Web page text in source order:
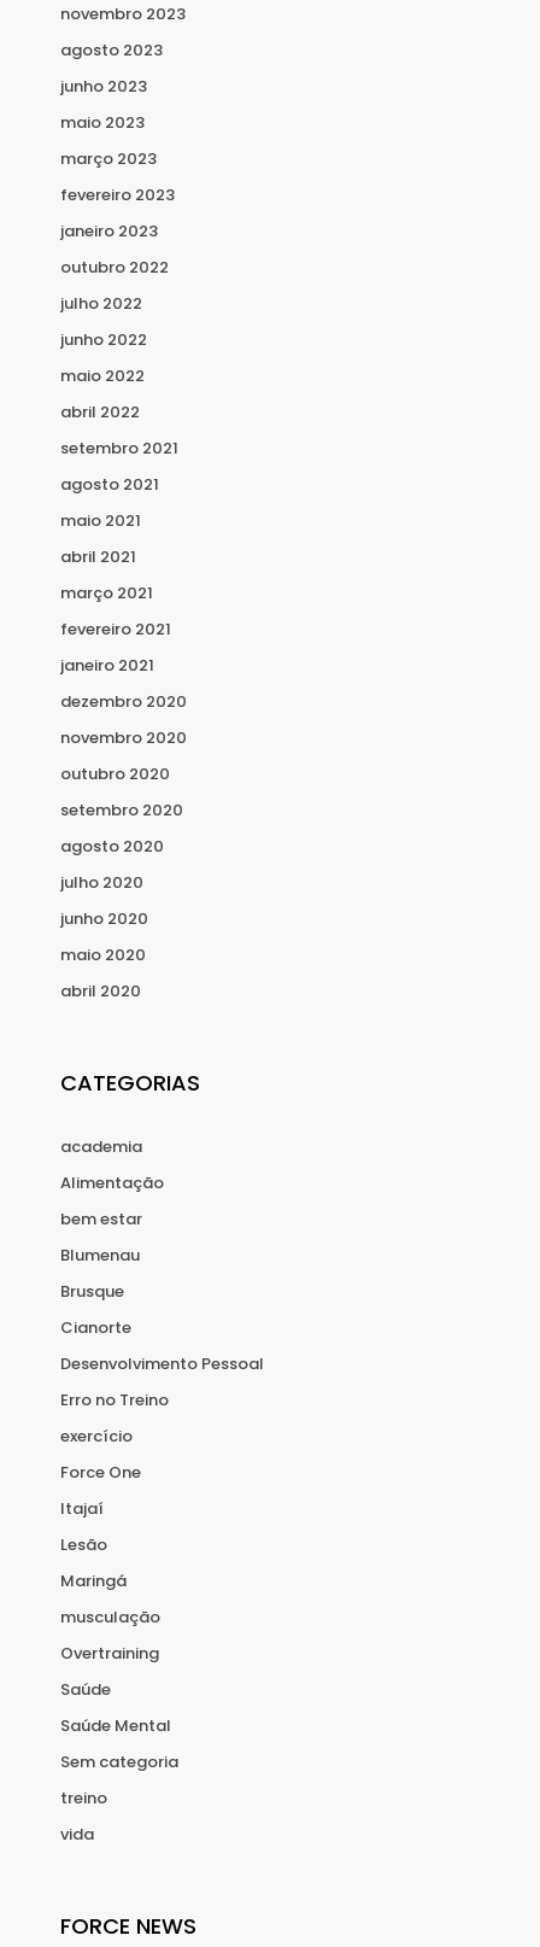
novembro 2023
agosto 2023
junho 2023
maio 2023
março 2023
fevereiro 2023
janeiro 2023
outubro 2022
julho 2022
junho 2022
maio 2022
abril 2022
setembro 2021
agosto 2021
maio 2021
abril 2021
março 2021
fevereiro 2021
janeiro 2021
dezembro 2020
novembro 2020
outubro 2020
setembro 2020
agosto 2020
julho 2020
junho 2020
maio 2020
abril 2020
CATEGORIAS
academia
Alimentação
bem estar
Blumenau
Brusque
Cianorte
Desenvolvimento Pessoal
Erro no Treino
exercício
Force One
Itajaí
Lesão
Maringá
musculação
Overtraining
Saúde
Saúde Mental
Sem categoria
treino
vida
FORCE NEWS